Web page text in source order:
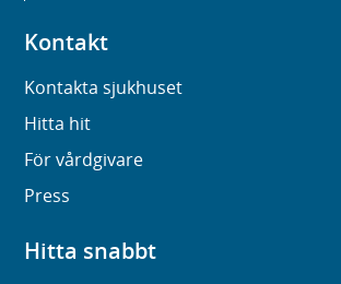
Kontakt
Kontakta sjukhuset
Hitta hit
För vårdgivare
Press
Hitta snabbt